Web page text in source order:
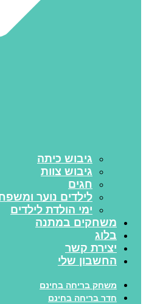
גיבוש כיתה
גיבוש צוות
חגים
לילדים נוער
ימי הולדת לילדים
משחקים במתנה
בלוג
יצירת קשר
החשבון שלי
משחק בריחה בחינם
חדר בריחה בחינם